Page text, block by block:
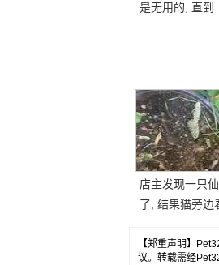
是无用的, 直到
店主发现一只
了, 结果猫旁边
【郑重声明】
议。转载需经